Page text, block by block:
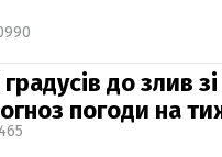
до злив зі
погоди на